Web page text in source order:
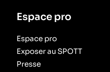
Espace pro
Espace pro
Exposer au SPOTT
Presse